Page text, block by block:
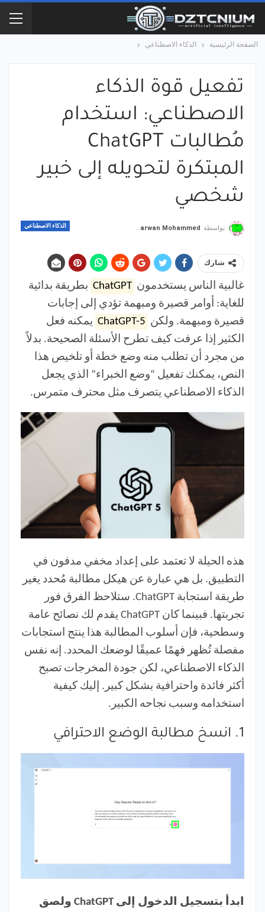
الصفحة الرئيسية الذكاء الاصطناعي
تفعيل قوة الذكاء
الاصطناعي: استخدام
مُطالبات ChatGPT
المبتكرة لتحويله إلى خبير
شخصي
الذكاء الاصطناعي بواسطة Marwan Mohammed
شارك
غالبية الناس يستخدمون ChatGPT بطريقة بدائية
للغاية: أوامر قصيرة ومبهمة تؤدي إلى إجابات
قصيرة ومبهمة. ولكن ChatGPT-5 يمكنه فعل
الكثير إذا عرفت كيف تطرح الأسئلة الصحيحة. بدلاً
من مجرد أن تطلب منه وضع خطة أو تلخيص هذا
النص، يمكنك تفعيل “وضع الخبراء” الذي يجعل
الذكاء الاصطناعي يتصرف مثل محترف متمرس.
هذه الحيلة لا تعتمد على إعداد مخفي مدفون في
التطبيق. بل هي عبارة عن هيكل مطالبة مُحدد يغير
طريقة استجابة ChatGPT. ستلاحظ الفرق فور
تجربتها. فبينما كان ChatGPT يقدم لك نصائح عامة
وسطحية، فإن أسلوب المطالبة هذا ينتج استجابات
مفصلة تُظهر فهمًا عميقًا لوضعك المحدد. إنه نفس
الذكاء الاصطناعي، لكن جودة المخرجات تصبح
أكثر فائدة واحترافية بشكل كبير. إليك كيفية
استخدامه وسبب نجاحه الكبير.
1. انسخ مطالبة الوضع الاحترافي
ابدأ بتسجيل الدخول إلى ChatGPT ولصق